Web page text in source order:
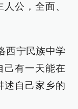
公，全面、
西宁民族中学
己有一天能在
述自己家乡的